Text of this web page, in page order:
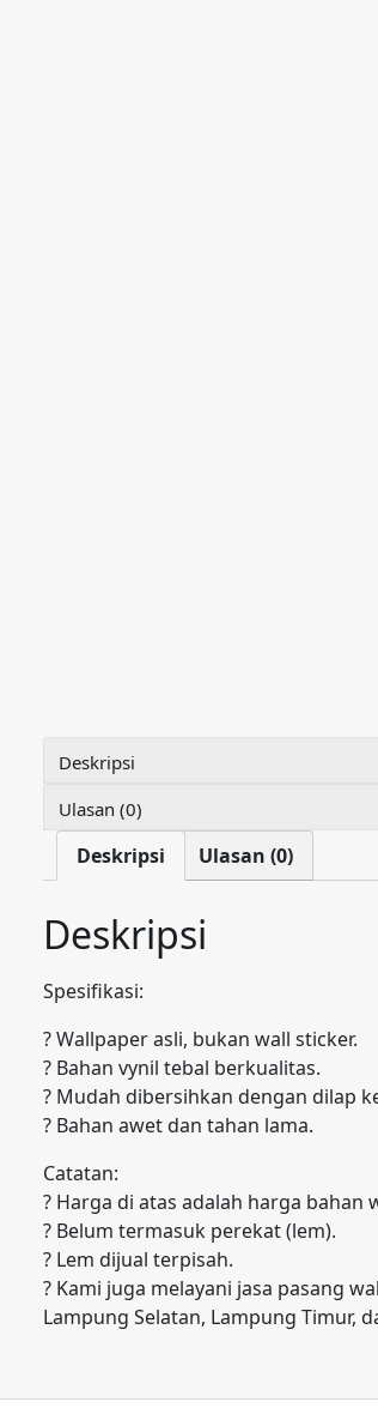
Deskripsi
Ulasan (0)
Deskripsi Ulasan (0)
Deskripsi
Spesifikasi:
? Wallpaper asli, bukan wall sticker.
? Bahan vynil tebal berkualitas.
? Mudah dibersihkan dengan dilap
? Bahan awet dan tahan lama.
Catatan:
? Harga di atas adalah harga bahan
? Belum termasuk perekat (lem).
? Lem dijual terpisah.
? Kami juga melayani jasa pasang
Lampung Selatan, Lampung Timur,